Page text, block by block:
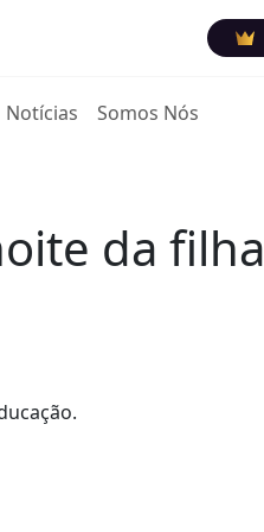
Notícias Somos Nós
da filha